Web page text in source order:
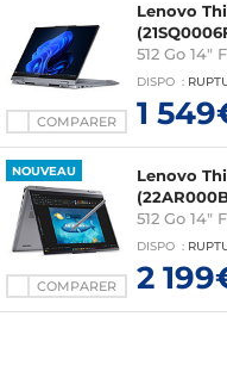
COMPARER
Lenovo
512 Go
Webcam
DISPO :
1
NOUVEAU
COMPARER
Lenovo
512 Go
Webcam
DISPO :
2